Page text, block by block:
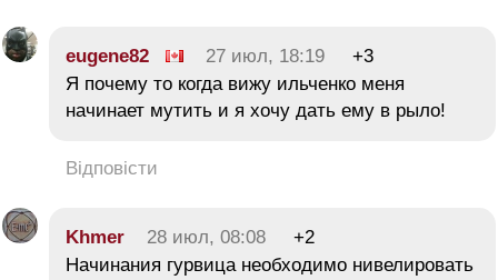
eugene82 27 июл, 18:19
+3
Я почему то когда вижу ильченко меня
начинает мутить и я хочу дать ему в рыло!
Відповісти
Khmer 28 июл, 08:08
+2
Начинания гурвица необходимо нивелировать